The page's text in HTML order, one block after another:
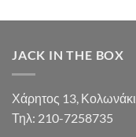
JACK IN THE BOX
Χάρητος 13, Κολωνάκι
Τηλ: 210-7258735